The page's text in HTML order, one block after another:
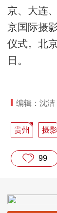
京、大连
京国际摄
仪式。北
日。
编辑：沈洁
贵州 摄影
99